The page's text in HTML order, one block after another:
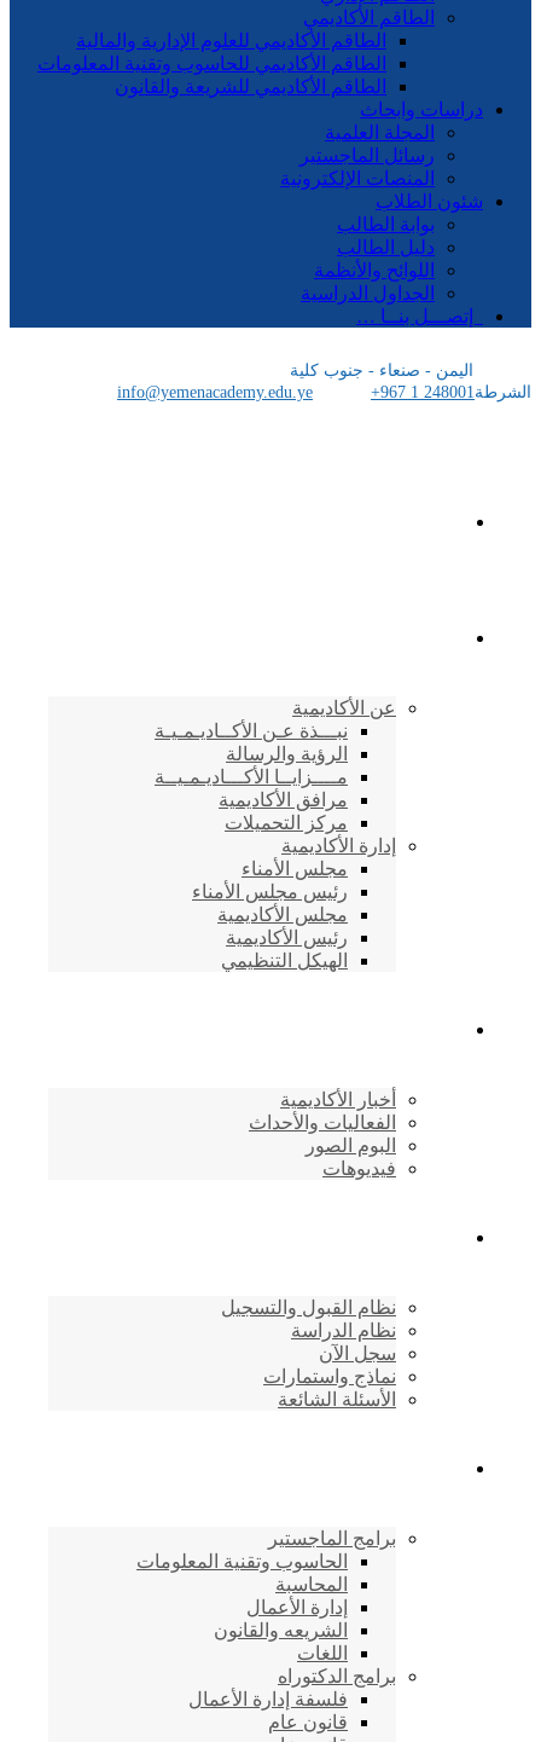
الطاقم الأكاديمي
الطاقم الأكاديمي للعلوم الإدارية والمالية
الطاقم الأكاديمي للحاسوب وتقنية المعلومات
الطاقم الأكاديمي للشريعة والقانون
دراسات وابحاث
المجلة العلمية
رسائل الماجستير
المنصات الإلكترونية
شئون الطلاب
بوابة الطالب
دليل الطالب
اللوائح والأنظمة
الجداول الدراسية
إتصـــل بنــا …
اليمن - صنعاء - جنوب كلية
الشرطة
info@yemenacademy.edu.ye +967 1 248001
عن الأكاديمية
نبـــذة عـن الأكــاديـمـيـة
الرؤية والرسالة
مــــزايــا الأكـــاديـمـيــة
مرافق الأكاديمية
مركز التحميلات
إدارة الأكاديمية
مجلس الأمناء
رئيس مجلس الأمناء
مجلس الأكاديمية
رئيس الأكاديمية
الهيكل التنظيمي
أخبار الأكاديمية
الفعاليات والأحداث
البوم الصور
فيديوهات
نظام القبول والتسجيل
نظام الدراسة
سجل الآن
نماذج واستمارات
الأسئلة الشائعة
برامج الماجستير
الحاسوب وتقنية المعلومات
المحاسبة
إدارة الأعمال
الشريعه والقانون
اللغات
برامج الدكتوراه
فلسفة إدارة الأعمال
قانون عام